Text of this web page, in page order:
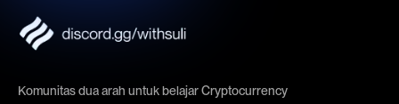
Komunitas dua arah untuk belajar Cryptocurrency